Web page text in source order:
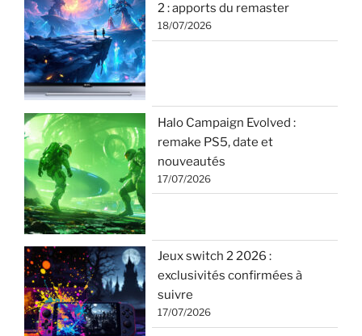
2 : apports du remaster
18/07/2026
Halo Campaign Evolved :
remake PS5, date et
nouveautés
17/07/2026
Jeux switch 2 2026 :
exclusivités confirmées à
suivre
17/07/2026